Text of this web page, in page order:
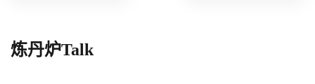
数据中心
炼丹炉Talk